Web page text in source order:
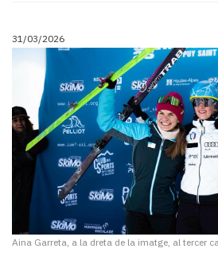
31/03/2026
Aina Garreta, a la dreta de la imatge, al tercer